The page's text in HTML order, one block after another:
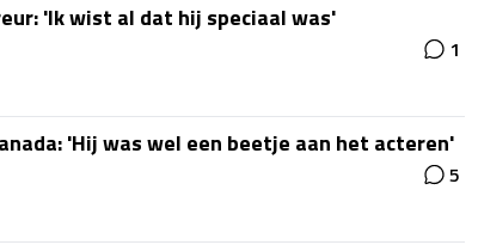
'Ik wist al dat hij speciaal was'
1
'Hij was wel een beetje aan het acteren'
5